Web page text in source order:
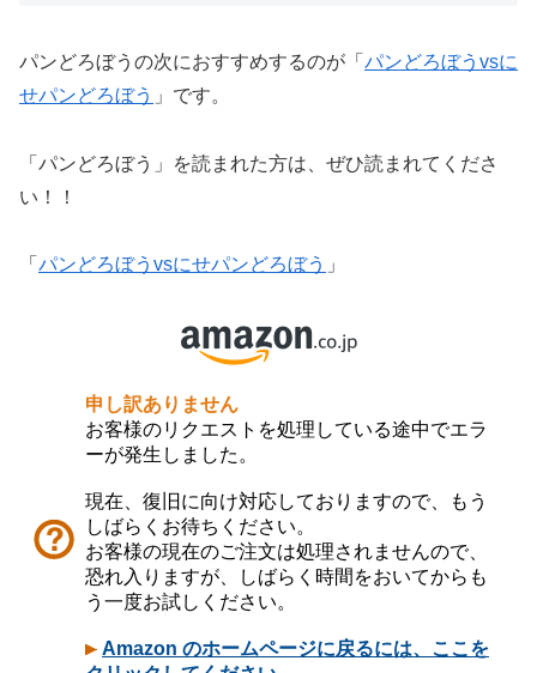
パンどろぼうの次におすすめするのが「 パンどろぼうvsに
せパンどろぼう 」です。
「パンどろぼう」を読まれた方は、ぜひ読まれてくださ
い！！
「 パンどろぼうvsにせパンどろぼう 」